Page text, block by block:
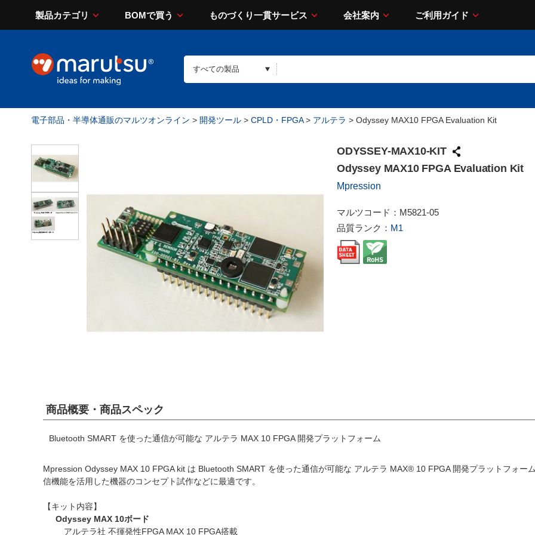
製品カテゴリ BOMで買う ものづくり一貫サービス 会社案内 ご利用ガイド
電子部品・半導体通販のマルツオンライン > 開発ツール > CPLD・FPGA> アルテラ > Odyssey MAX10 FPGA Evaluation Kit
ODYSSEY-MAX10-KIT
Odyssey MAX10 FPGA Evaluation Kit
Mpression
マルツコード： M5821-05
品質ランク： M1
商品概要・商品スペック
Bluetooth SMART を使った通信が可能な アルテラ MAX 10 FPGA 開発プラットフォーム
Mpression Odyssey MAX 10 FPGA kit は Bluetooth SMART を使った通信が可能な アルテラ MAX® 10 FPGA 開発プラットフォー
信機能を活用した機器のコンセプト試作などに最適です。
【キット内容】
Odyssey MAX 10ボード
アルテラ社 不揮発性FPGA MAX 10 FPGA搭載